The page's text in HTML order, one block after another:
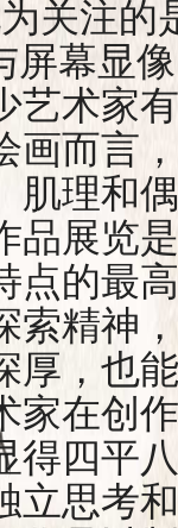
关注的
屏幕显
艺术家
画而言
肌理和
展览是
点的最
索精神
厚，也
家在创
得四平
立思考